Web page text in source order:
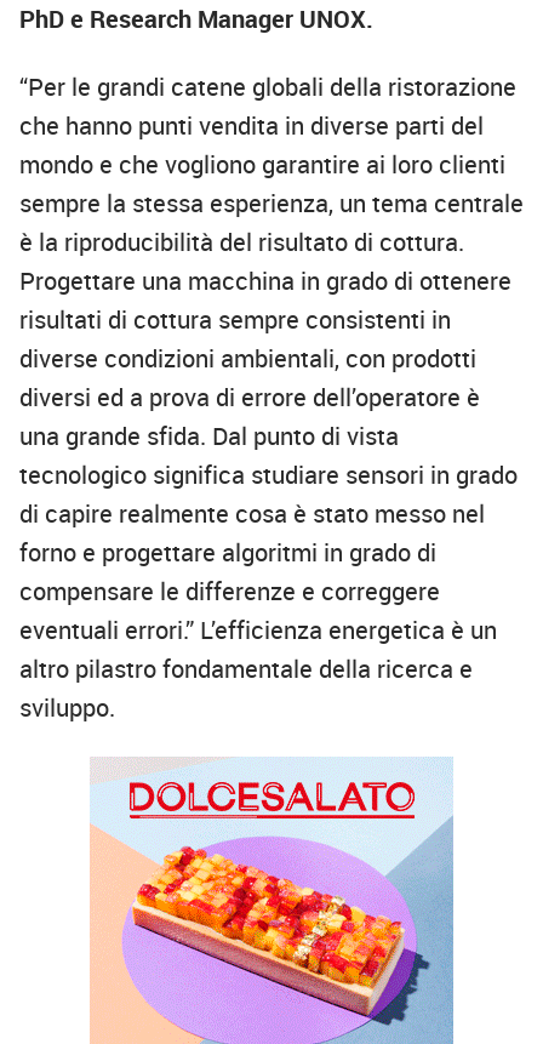
PhD e Research Manager UNOX.
“Per le grandi catene globali della ristorazione
che hanno punti vendita in diverse parti del
mondo e che vogliono garantire ai loro clienti
sempre la stessa esperienza, un tema centrale
è la riproducibilità del risultato di cottura.
Progettare una macchina in grado di ottenere
risultati di cottura sempre consistenti in
diverse condizioni ambientali, con prodotti
diversi ed a prova di errore dell’operatore è
una grande sfida. Dal punto di vista
tecnologico significa studiare sensori in grado
di capire realmente cosa è stato messo nel
forno e progettare algoritmi in grado di
compensare le differenze e correggere
eventuali errori.” L’efficienza energetica è un
altro pilastro fondamentale della ricerca e
sviluppo.